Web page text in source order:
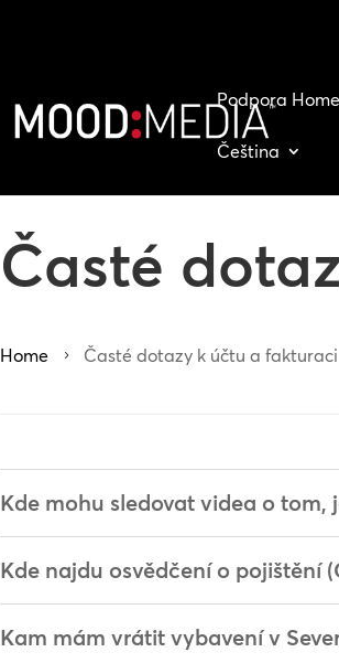
Podpora Home
Čeština
Časté
Home 5 Časté dotazy k účtu a fakturaci
Kde mohu sledovat videa o
Kde najdu osvědčení o pojištění
Kam mám vrátit vybavení v